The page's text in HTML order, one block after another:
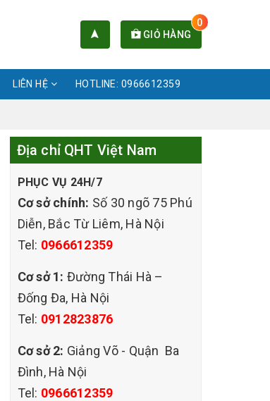
GIỎ HÀNG
0
LIÊN HỆ HOTLINE: 0966612359
Địa chỉ QHT Việt Nam
PHỤC VỤ 24H/7
Cơ sở chính: Số 30 ngõ 75 Phú
Diễn, Bắc Từ Liêm, Hà Nội
Tel: 0966612359
Cơ sở 1: Đường Thái Hà –
Đống Đa, Hà Nội
Tel: 0912823876
Cơ sở 2: Giảng Võ - Quận Ba
Đình, Hà Nội
Tel: 0966612359